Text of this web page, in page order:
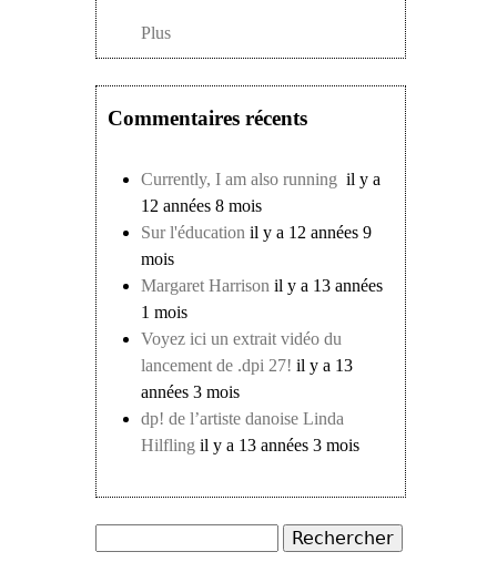
Plus
Commentaires récents
Currently, I am also running il y a
12 années 8 mois
Sur l'éducation il y a 12 années 9
mois
Margaret Harrison il y a 13 années
1 mois
Voyez ici un extrait vidéo du
lancement de .dpi 27! il y a 13
années 3 mois
dp! de l’artiste danoise Linda
Hilfling il y a 13 années 3 mois